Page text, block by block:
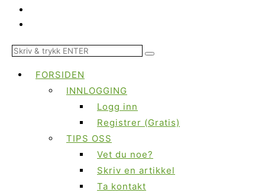
FORSIDEN
INNLOGGING
Logg inn
Registrer (Gratis)
TIPS OSS
Vet du noe?
Skriv en artikkel
Ta kontakt